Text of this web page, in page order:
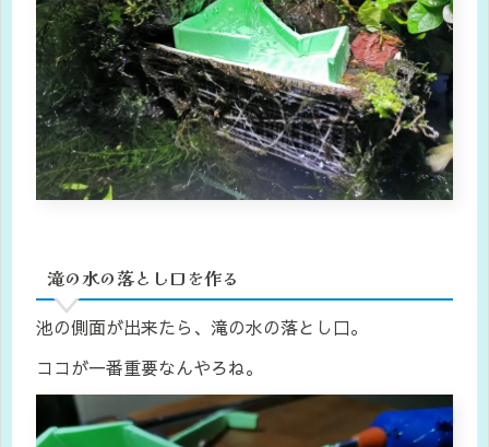
滝の水の落とし口を作る
池の側面が出来たら、滝の水の落とし口。
ココが一番重要なんやろね。